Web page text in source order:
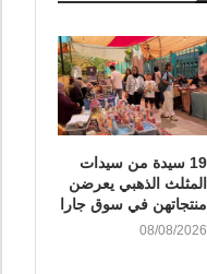
19 سيدة من سيدات
المثلث الذهبي يعرضن
منتجاتهن في سوق جارا
08/08/2026